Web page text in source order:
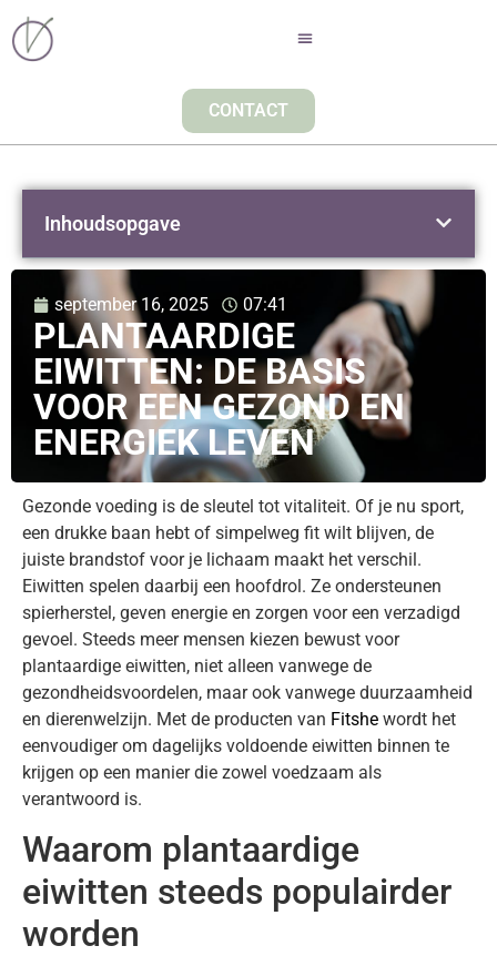
CONTACT
september 16, 2025 07:41
PLANTAARDIGE
EIWITTEN: DE BASIS
VOOR EEN GEZOND EN
ENERGIEK LEVEN
Gezonde voeding is de sleutel tot vitaliteit. Of je nu sport,
een drukke baan hebt of simpelweg fit wilt blijven, de
juiste brandstof voor je lichaam maakt het verschil.
Eiwitten spelen daarbij een hoofdrol. Ze ondersteunen
spierherstel, geven energie en zorgen voor een verzadigd
gevoel. Steeds meer mensen kiezen bewust voor
plantaardige eiwitten, niet alleen vanwege de
gezondheidsvoordelen, maar ook vanwege duurzaamheid
en dierenwelzijn. Met de producten van Fitshe wordt het
eenvoudiger om dagelijks voldoende eiwitten binnen te
krijgen op een manier die zowel voedzaam als
verantwoord is.
Waarom plantaardige
eiwitten steeds populairder
worden
Inhoudsopgave